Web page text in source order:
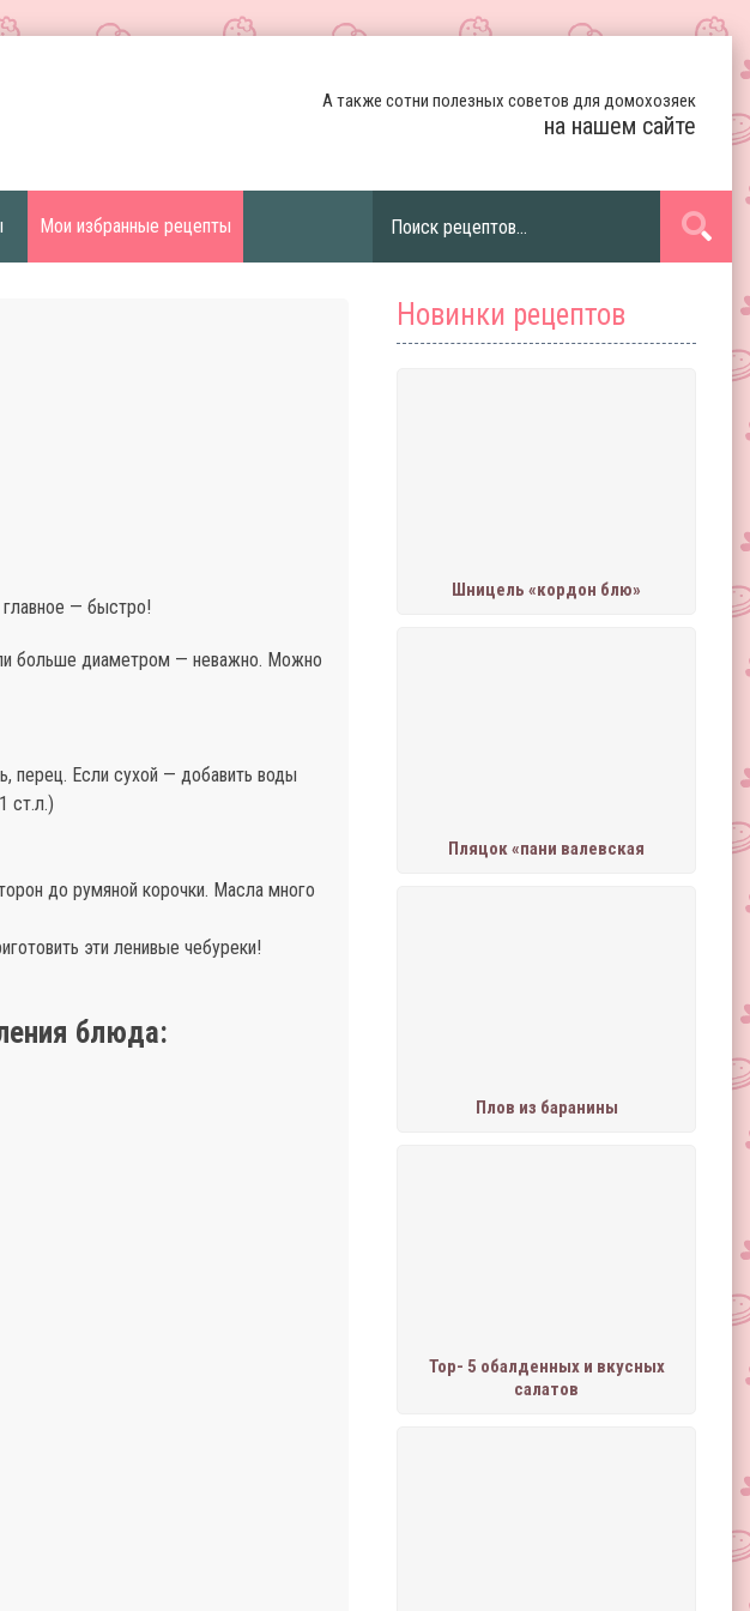
А также сотни полезных советов для домохозяек
на нашем сайте
Мои избранные рецепты
Новинки рецептов
Шницель «кордон блю»
Пляцок «пани валевская
Плов из баранины
Тор- 5 обалденных и вкусных
салатов
— быстро!
больше диаметром — неважно. Можно
перец. Если сухой — добавить воды
ст.л.)
до румяной корочки. Масла много
эти ленивые чебуреки!
блюда: